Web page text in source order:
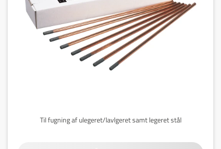
Til fugning af ulegeret/lavlgeret samt legeret stål